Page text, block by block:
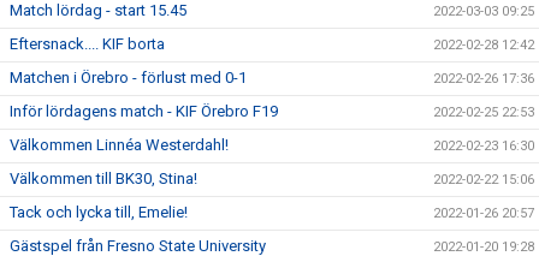
Match lördag - start 15.45 2022-03-03 09:25
Eftersnack.... KIF borta 2022-02-28 12:42
Matchen i Örebro - förlust med 0-1 2022-02-26 17:36
Inför lördagens match - KIF Örebro F19 2022-02-25 22:53
Välkommen Linnéa Westerdahl! 2022-02-23 16:30
Välkommen till BK30, Stina! 2022-02-22 15:06
Tack och lycka till, Emelie! 2022-01-26 20:57
Gästspel från Fresno State University 2022-01-20 19:28